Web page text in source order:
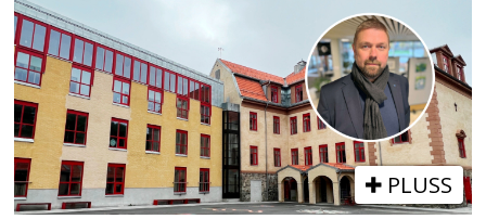
PLUSS